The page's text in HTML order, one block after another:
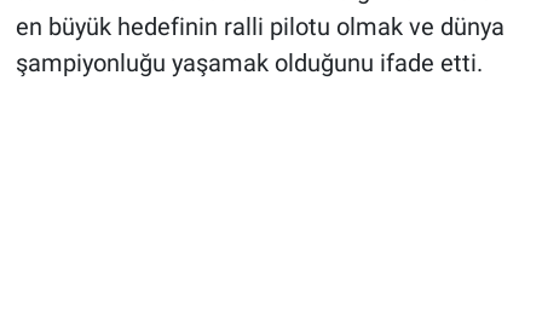
en büyük hedefinin ralli pilotu olmak ve dünya
şampiyonluğu yaşamak olduğunu ifade etti.